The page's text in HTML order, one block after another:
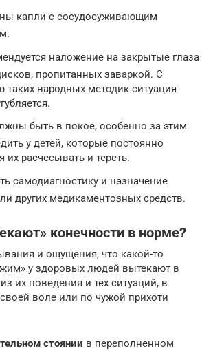
капли с сосудосуживающим
наложение на закрытые глаза
пропитанных заваркой. С
народных методик ситуация
быть в покое, особенно за этим
у детей, которые постоянно
их расчесывать и тереть.
самодиагностику и назначение
других медикаментозных средств.
конечности в норме?
и ощущения, что какой-то
у здоровых людей вытекают в
их поведения и тех ситуаций, в
воле или по чужой прихоти
стоянии в переполненном